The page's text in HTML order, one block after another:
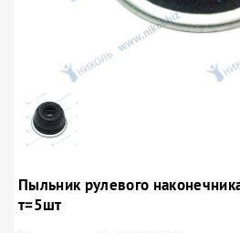
Пыльник рулевого
т=5шт